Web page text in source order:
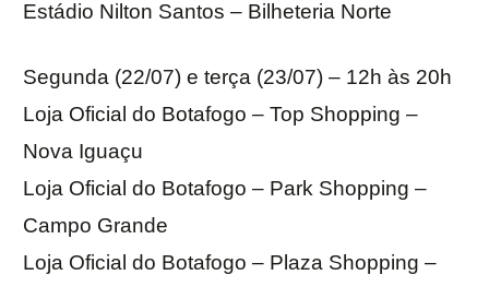
Estádio Nilton Santos – Bilheteria Norte
Segunda (22/07) e terça (23/07) – 12h às 20h
Loja Oficial do Botafogo – Top Shopping –
Nova Iguaçu
Loja Oficial do Botafogo – Park Shopping –
Campo Grande
Loja Oficial do Botafogo – Plaza Shopping –